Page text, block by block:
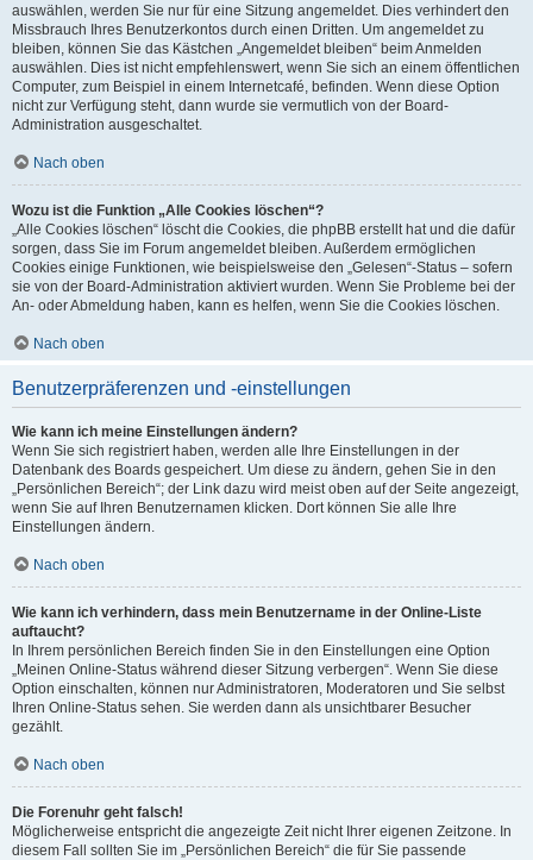
auswählen, werden Sie nur für eine Sitzung angemeldet. Dies verhindert den
Missbrauch Ihres Benutzerkontos durch einen Dritten. Um angemeldet zu
bleiben, können Sie das Kästchen „Angemeldet bleiben“ beim Anmelden
auswählen. Dies ist nicht empfehlenswert, wenn Sie sich an einem öffentlichen
Computer, zum Beispiel in einem Internetcafé, befinden. Wenn diese Option
nicht zur Verfügung steht, dann wurde sie vermutlich von der Board-
Administration ausgeschaltet.
Nach oben
Wozu ist die Funktion „Alle Cookies löschen“?
„Alle Cookies löschen“ löscht die Cookies, die phpBB erstellt hat und die dafür
sorgen, dass Sie im Forum angemeldet bleiben. Außerdem ermöglichen
Cookies einige Funktionen, wie beispielsweise den „Gelesen“-Status – sofern
sie von der Board-Administration aktiviert wurden. Wenn Sie Probleme bei der
An- oder Abmeldung haben, kann es helfen, wenn Sie die Cookies löschen.
Nach oben
Benutzerpräferenzen und -einstellungen
Wie kann ich meine Einstellungen ändern?
Wenn Sie sich registriert haben, werden alle Ihre Einstellungen in der
Datenbank des Boards gespeichert. Um diese zu ändern, gehen Sie in den
„Persönlichen Bereich“; der Link dazu wird meist oben auf der Seite angezeigt,
wenn Sie auf Ihren Benutzernamen klicken. Dort können Sie alle Ihre
Einstellungen ändern.
Nach oben
Wie kann ich verhindern, dass mein Benutzername in der Online-Liste
auftaucht?
In Ihrem persönlichen Bereich finden Sie in den Einstellungen eine Option
„Meinen Online-Status während dieser Sitzung verbergen“. Wenn Sie diese
Option einschalten, können nur Administratoren, Moderatoren und Sie selbst
Ihren Online-Status sehen. Sie werden dann als unsichtbarer Besucher
gezählt.
Nach oben
Die Forenuhr geht falsch!
Möglicherweise entspricht die angezeigte Zeit nicht Ihrer eigenen Zeitzone. In
diesem Fall sollten Sie im „Persönlichen Bereich“ die für Sie passende